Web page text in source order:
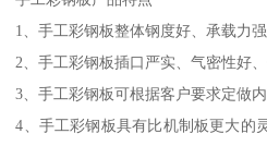
1、手工彩钢板整体钢度好、承载力强
2、手工彩钢板插口严实、气密性好
3、手工彩钢板可根据客户要求定做
4、手工彩钢板具有比机制板更大的